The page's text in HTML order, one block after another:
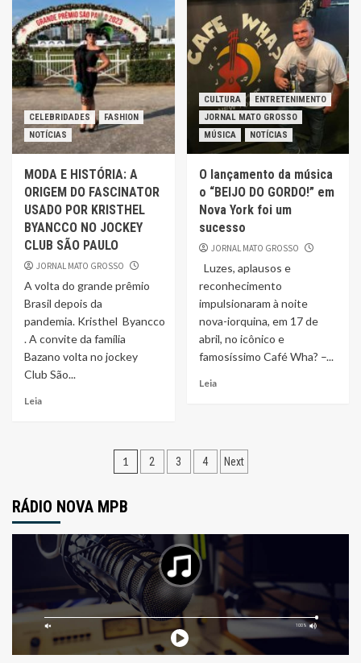
CELEBRIDADES
FASHION
NOTÍCIAS
MODA E HISTÓRIA: A
ORIGEM DO FASCINATOR
USADO POR KRISTHEL
BYANCCO NO JOCKEY
CLUB SÃO PAULO
JORNAL MATO GROSSO
A volta do grande prêmio
Brasil depois da
pandemia. Kristhel Byancco
. A convite da família
Bazano volta no jockey
Club São...
Leia
CULTURA
ENTRETENIMENTO
JORNAL MATO GROSSO
MÚSICA
NOTÍCIAS
O lançamento da música
o “BEIJO DO GORDO!” em
Nova York foi um
sucesso
JORNAL MATO GROSSO
Luzes, aplausos e
reconhecimento
impulsionaram à noite
nova-iorquina, em 17 de
abril, no icônico e
famosíssimo Café Wha? –...
Leia
Navegação
posts
1 2 3 4 Next
RÁDIO NOVA MPB